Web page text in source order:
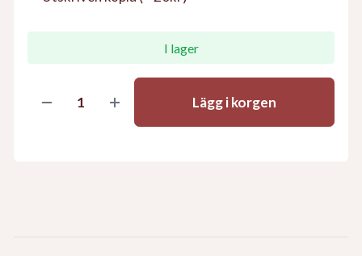
I lager
Lägg i korgen